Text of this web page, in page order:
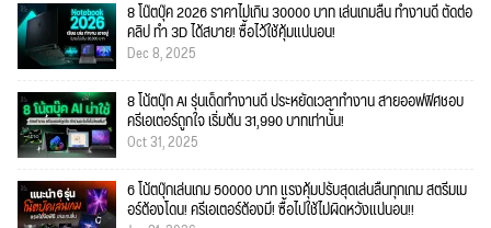
8 โน๊ตบุ๊ค 2026 ราคาไม่เกิน 30000 บาท เล่นเกมลื่น ทำงานดี ตัดต่อ
คลิป ทำ 3D ได้สบาย! ซื้อไว้ใช้คุ้มแน่นอน!
Dec 8, 2025
8 โน้ตบุ๊ก AI รุ่นเด็ดทำงานดี ประหยัดเวลาทำงาน สายออฟฟิศชอบ
ครีเอเตอร์ถูกใจ เริ่มต้น 31,990 บาทเท่านั้น!
Oct 31, 2025
6 โน้ตบุ๊กเล่นเกม 50000 บาท แรงคุ้มปรับสุดเล่นลื่นทุกเกม สตรีมเม
อร์ต้องโดน! ครีเอเตอร์ต้องมี! ซื้อไปใช้ไม่ผิดหวังแน่นอน!!